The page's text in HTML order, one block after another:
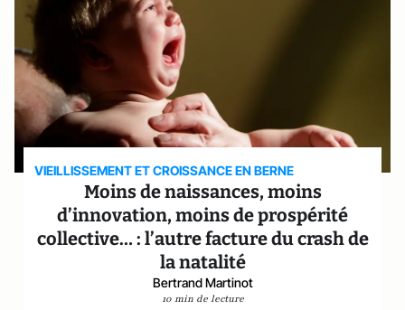
VIEILLISSEMENT ET CROISSANCE EN BERNE
Moins de naissances, moins
d’innovation, moins de prospérité
collective… : l’autre facture du crash de
la natalité
Bertrand Martinot
10 min de lecture